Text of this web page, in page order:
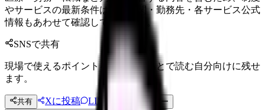
やサービスの最新条件は公的機関・勤務先・各サービス公式
情報もあわせて確認してください。
SNSで共有
現場で使えるポイントを、同僚やあとで読む自分向けに残せ
ます。
共有 Xに投稿 LINE
投稿文コピー